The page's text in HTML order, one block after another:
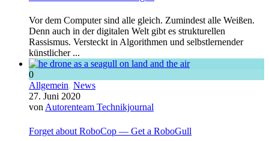
Vor dem Computer sind alle gleich. Zumindest alle Weißen.
Denn auch in der digitalen Welt gibt es strukturellen
Rassismus. Versteckt in Algorithmen und selbstlernender
künstlicher ...
0
Allgemein, News
27. Juni 2020
vonAutorenteam Technikjournal
Forget about RoboCop — Get a RoboGull